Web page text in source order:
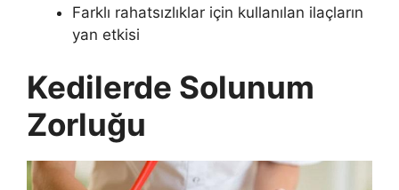
Farklı rahatsızlıklar için kullanılan ilaçların
yan etkisi
Kedilerde Solunum
Zorluğu